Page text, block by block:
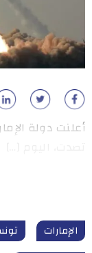
أعلنت دولة
الإمارات